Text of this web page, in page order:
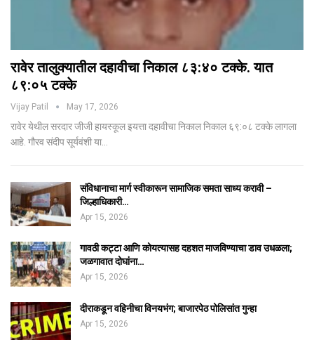
रावेर तालुक्यातील दहावीचा निकाल ८३:४० टक्के. यात
८९:०५ टक्के
Vijay Patil May 17, 2026
रावेर येथील सरदार जीजी हायस्कूल इयत्ता दहावीचा निकाल निकाल ६९:०८ टक्के लागला
आहे. गौरव संदीप सूर्यवंशी या…
संविधानाचा मार्ग स्वीकारून सामाजिक समता साध्य करावी –
जिल्हाधिकारी…
Apr 15, 2026
गावठी कट्टा आणि कोयत्यासह दहशत माजविण्याचा डाव उधळला;
जळगावात दोघांना…
Apr 15, 2026
दीराकडून वहिनीचा विनयभंग; बाजारपेठ पोलिसांत गुन्हा
Apr 15, 2026